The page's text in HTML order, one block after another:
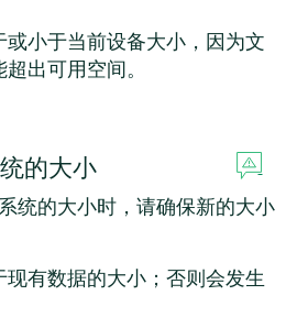
或小于当前设备大小，因为文
出可用空间。
的大小
统的大小时，请确保新的大小
现有数据的大小；否则会发生